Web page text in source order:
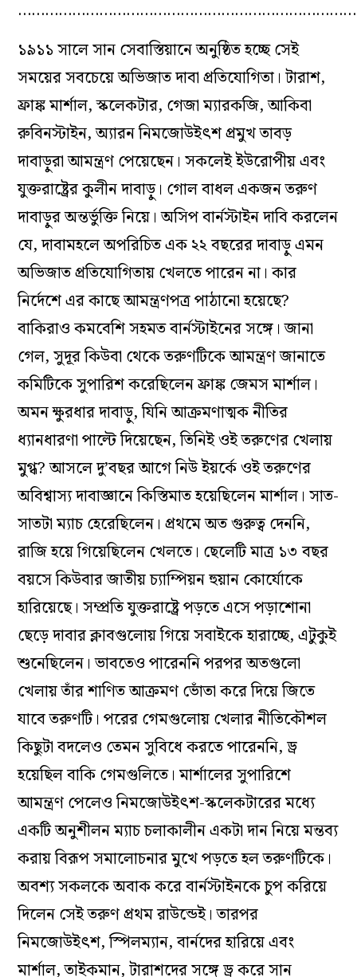
১৯১১ সালে সান সেবাস্তিয়ানে অনুষ্ঠিত হচ্ছে সেই
সময়ের সবচেয়ে অভিজাত দাবা প্রতিযোগিতা। টারাশ,
ফ্রাঙ্ক মার্শাল, স্কলেকটার, গেজা ম্যারকজি, আকিবা
রুবিনস্টাইন, অ্যারন নিমজোউইৎশ প্রমুখ তাবড়
দাবাড়ুরা আমন্ত্রণ পেয়েছেন। সকলেই ইউরোপীয় এবং
যুক্তরাষ্ট্রের কুলীন দাবাড়ু। গোল বাধল একজন তরুণ
দাবাড়ুর অন্তর্ভুক্তি নিয়ে। অসিপ বার্নস্টাইন দাবি করলেন
যে, দাবামহলে অপরিচিত এক ২২ বছরের দাবাড়ু এমন
অভিজাত প্রতিযোগিতায় খেলতে পারেন না। কার
নির্দেশে এর কাছে আমন্ত্রণপত্র পাঠানো হয়েছে?
বাকিরাও কমবেশি সহমত বার্নস্টাইনের সঙ্গে। জানা
গেল, সুদূর কিউবা থেকে তরুণটিকে আমন্ত্রণ জানাতে
কমিটিকে সুপারিশ করেছিলেন ফ্রাঙ্ক জেমস মার্শাল।
অমন ক্ষুরধার দাবাড়ু, যিনি আক্রমণাত্মক নীতির
ধ্যানধারণা পাল্টে দিয়েছেন, তিনিই ওই তরুণের খেলায়
মুগ্ধ? আসলে দু’বছর আগে নিউ ইয়র্কে ওই তরুণের
অবিশ্বাস্য দাবাজ্ঞানে কিস্তিমাত হয়েছিলেন মার্শাল। সাত-
সাতটা ম্যাচ হেরেছিলেন। প্রথমে অত গুরুত্ব দেননি,
রাজি হয়ে গিয়েছিলেন খেলতে। ছেলেটি মাত্র ১৩ বছর
বয়সে কিউবার জাতীয় চ্যাম্পিয়ন হুয়ান কোর্যোকে
হারিয়েছে। সম্প্রতি যুক্তরাষ্ট্রে পড়তে এসে পড়াশোনা
ছেড়ে দাবার ক্লাবগুলোয় গিয়ে সবাইকে হারাচ্ছে, এটুকুই
শুনেছিলেন। ভাবতেও পারেননি পরপর অতগুলো
খেলায় তাঁর শাণিত আক্রমণ ভোঁতা করে দিয়ে জিতে
যাবে তরুণটি। পরের গেমগুলোয় খেলার নীতিকৌশল
কিছুটা বদলেও তেমন সুবিধে করতে পারেননি, ড্র
হয়েছিল বাকি গেমগুলিতে। মার্শালের সুপারিশে
আমন্ত্রণ পেলেও নিমজোউইৎশ-স্কলেকটারের মধ্যে
একটি অনুশীলন ম্যাচ চলাকালীন একটা দান নিয়ে মন্তব্য
করায় বিরূপ সমালোচনার মুখে পড়তে হল তরুণটিকে।
অবশ্য সকলকে অবাক করে বার্নস্টাইনকে চুপ করিয়ে
দিলেন সেই তরুণ প্রথম রাউন্ডেই। তারপর
নিমজোউইৎশ, স্পিলম্যান, বার্নদের হারিয়ে এবং
মার্শাল, তাইকমান, টারাশদের সঙ্গে ড্র করে সান